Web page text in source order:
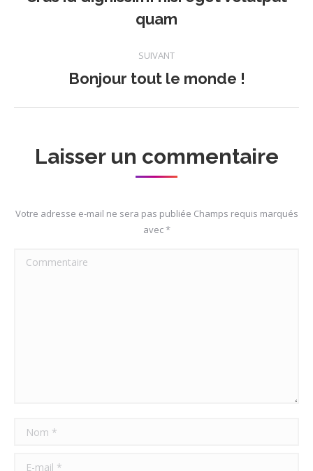
Article
précédent
quam
SUIVANT
Article
Bonjour tout le monde !
Laisser un commentaire
Votre adresse e-mail ne sera pas publiée Champs requis marqués
avec*
Commentaire
Nom *
E-mail *